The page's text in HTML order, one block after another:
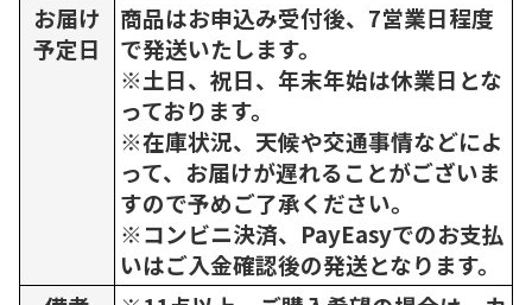
お届け
予定日
商品はお申込み受付後、7営業日程度
で発送いたします。
※土日、祝日、年末年始は休業日とな
っております。
※在庫状況、天候や交通事情などによ
って、お届けが遅れることがございま
すので予めご了承ください。
※コンビニ決済、PayEasyでのお支払
いはご入金確認後の発送となります。